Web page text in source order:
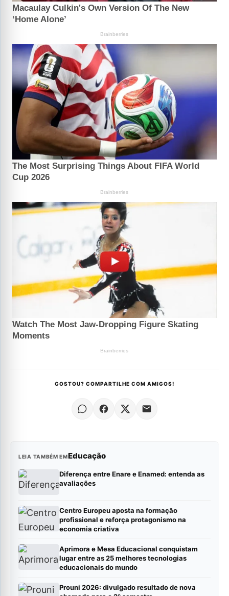
GOSTOU? COMPARTILHE COM AMIGOS!
LEIA TAMBÉM EMEducação
Diferença entre Enare e Enamed: entenda as
avaliações
Centro Europeu aposta na formação
profissional e reforça protagonismo na
economia criativa
Aprimora e Mesa Educacional conquistam
lugar entre as 25 melhores tecnologias
educacionais do mundo
Prouni 2026: divulgado resultado de nova